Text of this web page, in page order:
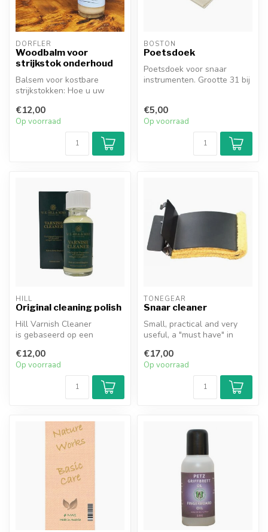
DÖRFLER
Woodbalm voor
strijkstok onderhoud
Balsem voor kostbare
strijkstokken: Hoe u uw
met Eg...
€12,00
Op voorraad
BOSTON
Poetsdoek
Poetsdoek voor snaar
instrumenten. Grootte 31 bij
€5,00
Op voorraad
HILL
Original cleaning polish
Hill Varnish Cleaner
is gebaseerd op een
recept voor het reinig...
€12,00
Op voorraad
TONEGEAR
Snaar cleaner
Small, practical and very
useful, a "must have" in
€17,00
Op voorraad